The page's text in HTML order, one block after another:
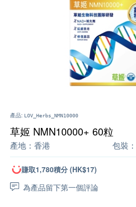
產品: LOV_Herbs_NMN10000
草姬 NMN10000+ 60粒
產地： 香港 包裝：
賺取1,780積分 (HK$17)
為產品留下第一個評論